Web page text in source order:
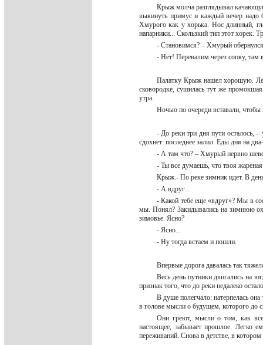
Крыж молча разглядывал
выкинуть примус и каждый вечер надо
Хмурого как у хорька. Нос длинный,
напарники... Скользкий тип этот хорек.
- Становимся? – Хмурый
- Нет! Перевалим через сопку, там
Палатку Крыж нашел хорошую.
сковородке, сушилась тут же
утра.
Ночью по очереди вставали,
- До реки три дня пути осталось,
сдохнет: последнее залил. Еды дня на
- А там что? – Хмурый нервно
- Ты все думаешь, что твоя
Крыж.- По реке зимник идет. В
- А вдруг...
- Какой тебе еще «вдруг»? Мы в
мы. Понял? Закидывались на зимнюю
зимовье. Ясно?
- Ясно...
- Ну тогда встаем и пошли.
Впервые дорога давалась так
Весь день путники двигались на
признак того, что до реки недалеко
В душе полегчало: натерпелась
в голове мысли о будущем, которого до
Они греют, мысли о том, как все
настоящее, забывает прошлое. Легко
переживаний. Снова в детстве, в